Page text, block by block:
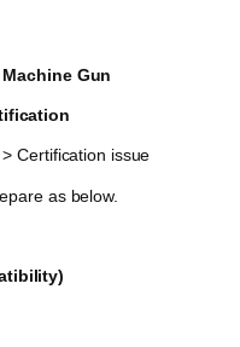
Gun
Certification issue
as below.